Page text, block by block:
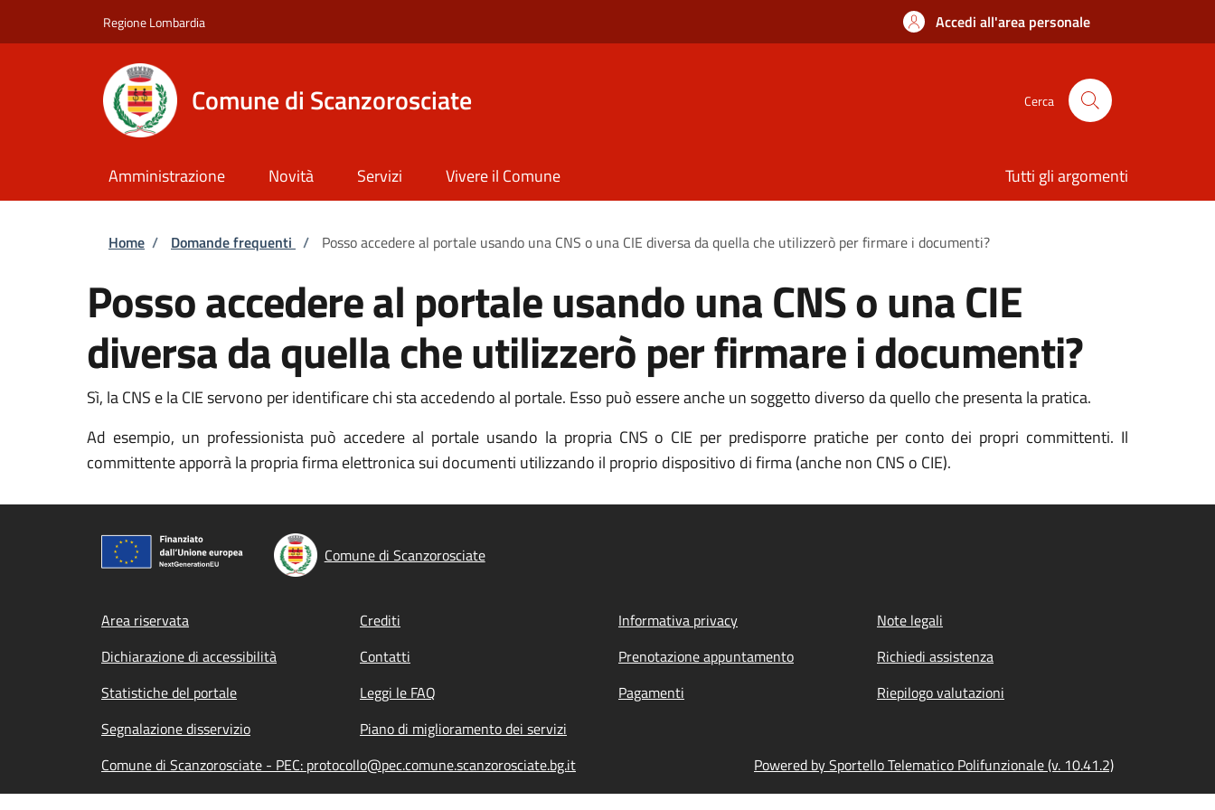
Regione Lombardia Accedi all'area personale
Comune di Scanzorosciate Cerca
Amministrazione Novità Servizi Vivere il Comune Tutti gli argomenti
Briciole di pane
Home / Domande frequenti / Posso accedere al portale usando una CNS o una CIE diversa da quella che utilizzerò per firmare i documenti?
Posso accedere al portale usando una CNS o una CIE
diversa da quella che utilizzerò per firmare i documenti?
Sì, la CNS e la CIE servono per identificare chi sta accedendo al portale. Esso può essere anche un soggetto diverso da quello che presenta la pratica.
Ad esempio, un professionista può accedere al portale usando la propria CNS o CIE per predisporre pratiche per conto dei propri committenti. Il
committente apporrà la propria firma elettronica sui documenti utilizzando il proprio dispositivo di firma (anche non CNS o CIE).
Comune di Scanzorosciate
Footer menu
Area riservata Crediti Informativa privacy
Note legali
Dichiarazione di accessibilità
Contatti Prenotazione appuntamento
Richiedi assistenza
Statistiche del portale
Leggi le FAQ Pagamenti
Riepilogo valutazioni
Segnalazione disservizio
Piano di miglioramento dei servizi
Comune di Scanzorosciate - PEC: protocollo@pec.comune.scanzorosciate.bg.it
Powered by Sportello Telematico Polifunzionale (v. 10.41.2)